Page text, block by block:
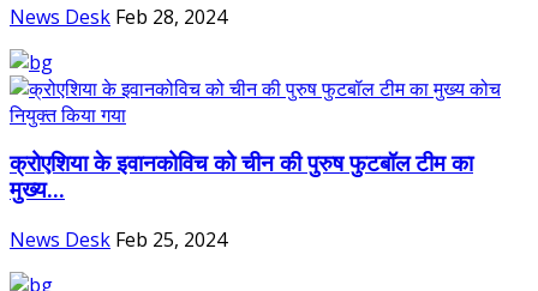
News Desk Feb 28, 2024
क्रोएशिया के इवानकोविच को चीन की पुरुष फुटबॉल टीम का
मुख्य...
News Desk Feb 25, 2024